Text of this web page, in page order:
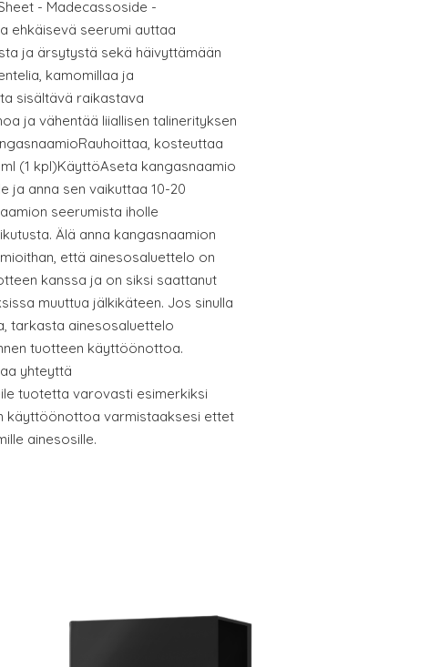
- Madecassoside -
ehkäisevä seerumi auttaa
ja ärsytystä sekä häivyttämään
kamomillaa ja
sisältävä raikastava
ja vähentää liiallisen talinerityksen
kosteuttaa
(1 kpl)KäyttöAseta kangasnaamio
ja anna sen vaikuttaa 10-20
seerumista iholle
Älä anna kangasnaamion
että ainesosaluettelo on
kanssa ja on siksi saattanut
muuttua jälkikäteen. Jos sinulla
tarkasta ainesosaluettelo
tuotteen käyttöönottoa.
yhteyttä
tuotetta varovasti esimerkiksi
käyttöönottoa varmistaaksesi ettet
ainesosille.